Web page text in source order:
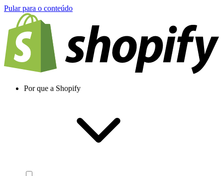
Pular para o conteúdo
Por que a Shopify